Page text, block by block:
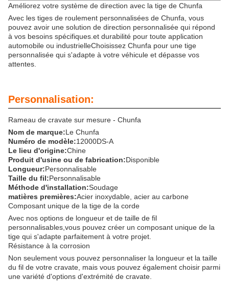
Améliorez votre système de direction avec la tige de Chunfa
Avec les tiges de roulement personnalisées de Chunfa, vous
pouvez avoir une solution de direction personnalisée qui répond
à vos besoins spécifiques.et durabilité pour toute application
automobile ou industrielleChoisissez Chunfa pour une tige
personnalisée qui s'adapte à votre véhicule et dépasse vos
attentes.
Personnalisation:
Rameau de cravate sur mesure - Chunfa
Nom de marque:Le Chunfa
Numéro de modèle:12000DS-A
Le lieu d'origine:Chine
Produit d'usine ou de fabrication:Disponible
Longueur:Personnalisable
Taille du fil:Personnalisable
Méthode d'installation:Soudage
matières premières:Acier inoxydable, acier au carbone
Composant unique de la tige de la corde
Avec nos options de longueur et de taille de fil
personnalisables,vous pouvez créer un composant unique de la
tige qui s'adapte parfaitement à votre projet.
Résistance à la corrosion
Non seulement vous pouvez personnaliser la longueur et la taille
du fil de votre cravate, mais vous pouvez également choisir parmi
une variété d'options d'extrémité de cravate.